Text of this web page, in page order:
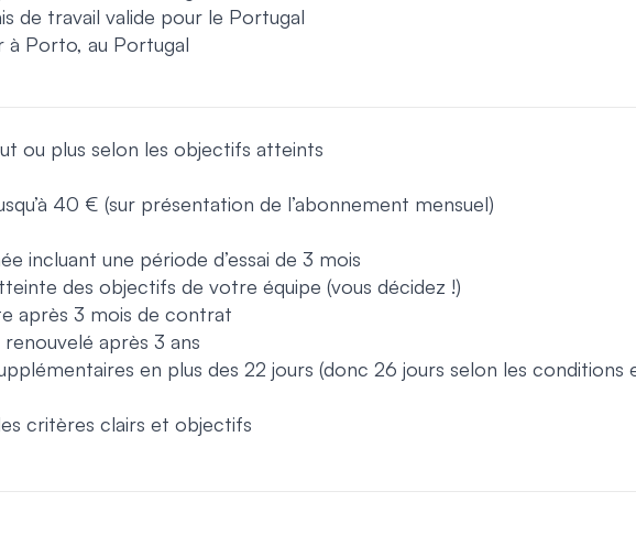
de travail valide pour le Portugal
à Porto, au Portugal
ou plus selon les objectifs atteints
40 € (sur présentation de l’abonnement mensuel)
incluant une période d’essai de 3 mois
des objectifs de votre équipe (vous décidez !)
après 3 mois de contrat
après 3 ans
en plus des 22 jours (donc 26 jours selon les conditions
critères clairs et objectifs